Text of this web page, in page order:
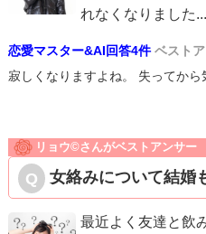
れなくなりました...
恋愛マスター&AI回答4件 ベスト
寂しくなりますよね。 失ってから
リョウ©️さんがベストアンサー
女絡みについて結婚
最近よく友達と飲